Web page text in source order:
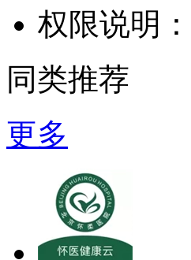
权限说明：
同类推荐
更多